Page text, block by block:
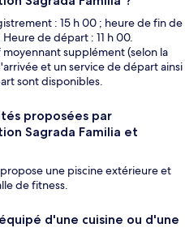
: 15 h 00 ; heure de fin de
de départ : 11 h 00.
supplément (selon la
et un service de départ ainsi
sont disponibles.
proposées par
Sagrada Familia et
une piscine extérieure et
de fitness.
d'une cuisine ou d'une